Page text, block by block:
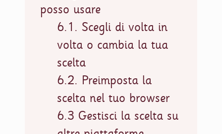
posso usare
6.1. Scegli di volta in
volta o cambia la tua
scelta
6.2. Preimposta la
scelta nel tuo browser
6.3 Gestisci la scelta su